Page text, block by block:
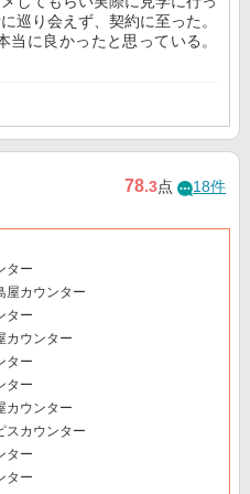
巡り会えず、契約に至った。
に良かったと思っている。
78.3点 18件
ター
屋カウンター
ター
カウンター
ター
ター
カウンター
スカウンター
ター
ター